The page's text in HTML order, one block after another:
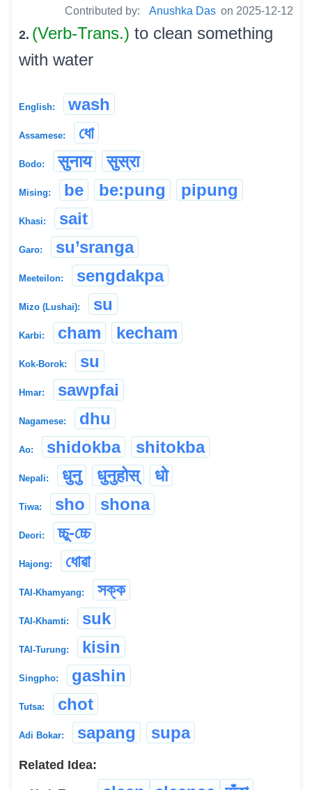
Contributed by: Anushka Das on 2025-12-12
2. (Verb-Trans.) to clean something
with water
English: wash
Assamese: ধো
Bodo: सुनाय सुस्रा
Mising: be be:pung pipung
Khasi: sait
Garo: su’sranga
Meeteilon: sengdakpa
Mizo (Lushai): su
Karbi: cham kecham
Kok-Borok: su
Hmar: sawpfai
Nagamese: dhu
Ao: shidokba shitokba
Nepali: धुनु धुनुहोस् धो
Tiwa: sho shona
Deori: চ্চু-চ্চে
Hajong: ধোৱা
TAI-Khamyang: সক্ক
TAI-Khamti: suk
TAI-Turung: kisin
Singpho: gashin
Tutsa: chot
Adi Bokar: sapang supa
Related Idea: